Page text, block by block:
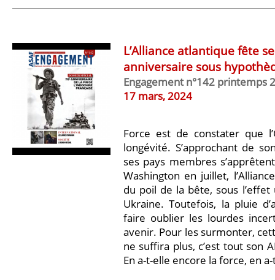
L’Alliance atlantique fête
anniversaire sous
Engagement n°142 printemps
17 mars, 2024
Force est de constater que
longévité. S’approchant de
ses pays membres
Washington en juillet,
du poil de la bête, sous
Ukraine. Toutefois, la pluie
faire oublier les lourdes
avenir. Pour les surmonter,
ne suffira plus, c’est tout son
En a-t-elle encore la force, en